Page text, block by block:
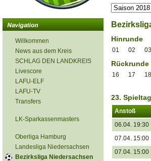
Willkommen
News aus dem Kreis
SCHLAG DEN LANDKREIS
Livescore
LAFU-ELF
LAFU-TV
Transfers
LK-Sparkassenmasters
Oberliga Hamburg
Landesliga Niedersachsen
Bezirksliga Niedersachsen
Hinrunde
01 02 03
Rückrunde
16 17 18
23. Spieltag
Anstoß
06.04. 19:30
07.04. 15:00
07.04. 15:00